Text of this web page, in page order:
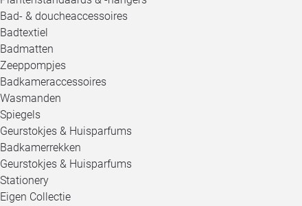
Bad- & doucheaccessoires
Badtextiel
Badmatten
Zeeppompjes
Badkameraccessoires
Wasmanden
Spiegels
Geurstokjes & Huisparfums
Badkamerrekken
Geurstokjes & Huisparfums
Stationery
Eigen Collectie